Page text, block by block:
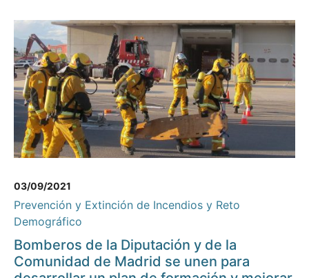
03/09/2021
Prevención y Extinción de Incendios y Reto
Demográfico
Bomberos de la Diputación y de la
Comunidad de Madrid se unen para